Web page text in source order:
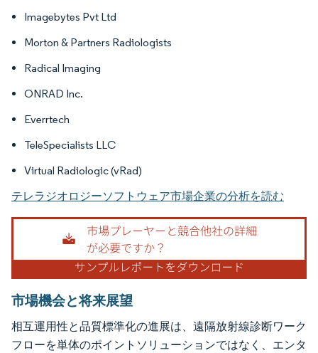
Imagebytes Pvt Ltd
Morton & Partners Radiologists
Radical Imaging
ONRAD Inc.
Everrtech
TeleSpecialists LLC
Virtual Radiologic (vRad)
テレラジオロジーソフトウェア市場企業の分析を読む
市場機会と将来展望
相互運用性と品質標準化の進展は、遠隔放射線診断ワーク
フローを単体のポイントソリューションではなく、エンタ